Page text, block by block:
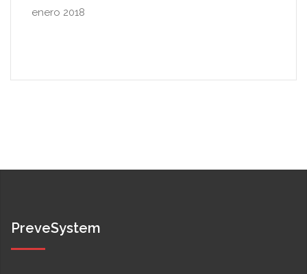
enero 2018
PreveSystem